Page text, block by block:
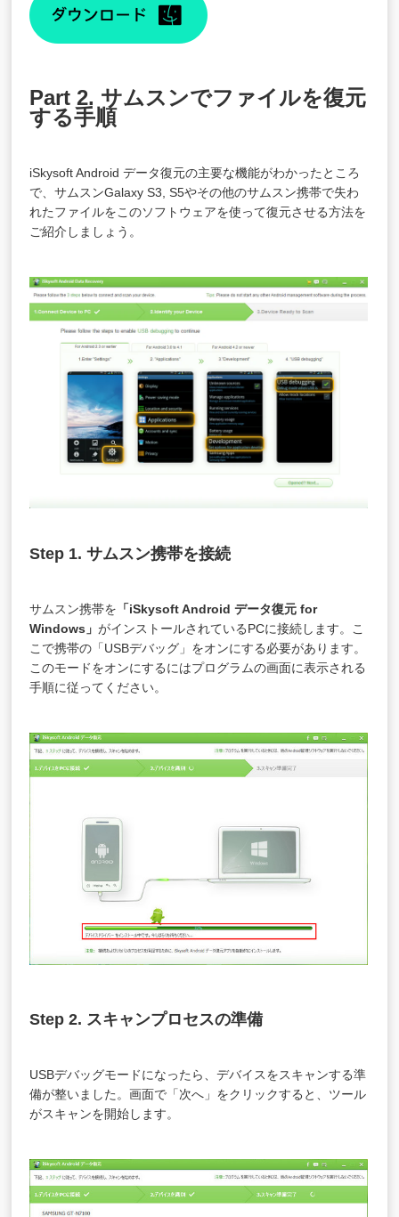
Part 2. サムスンでファイルを復元
する手順
iSkysoft Android データ復元の主要な機能がわかったところ
で、サムスンGalaxy S3, S5やその他のサムスン携帯で失わ
れたファイルをこのソフトウェアを使って復元させる方法を
ご紹介しましょう。
Step 1. サムスン携帯を接続
サムスン携帯を 「iSkysoft Android データ復元 for
Windows」がインストールされているPCに接続します。こ
こで携帯の「USBデバッグ」をオンにする必要があります。
このモードをオンにするにはプログラムの画面に表示される
手順に従ってください。
Step 2. スキャンプロセスの準備
USBデバッグモードになったら、デバイスをスキャンする準
備が整いました。画面で「次へ」をクリックすると、ツール
がスキャンを開始します。